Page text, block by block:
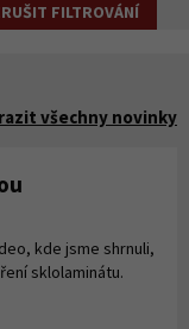
FILTROVÁNÍ
všechny novinky
kde jsme shrnuli,
sklolaminátu.